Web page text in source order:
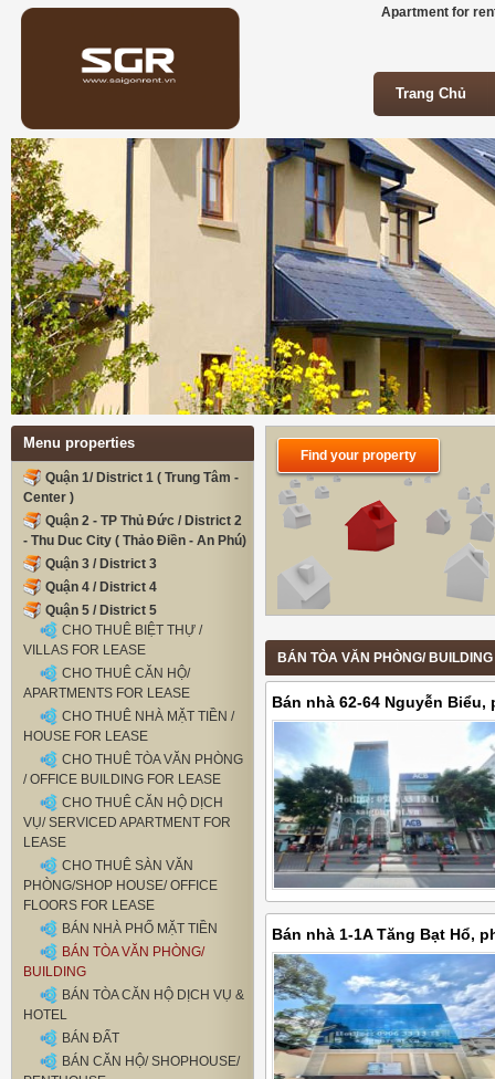
Apartment for
Trang Chủ
Trang Chủ
Menu properties
Quận 1/ District 1 ( Trung Tâm -
Center )
Quận 2 - TP Thủ Đức / District 2
- Thu Duc City ( Thảo Điền - An Phú)
Quận 3 / District 3
Quận 4 / District 4
Quận 5 / District 5
CHO THUÊ BIỆT THỰ /
VILLAS FOR LEASE
CHO THUÊ CĂN HỘ/
APARTMENTS FOR LEASE
CHO THUÊ NHÀ MẶT TIỀN /
HOUSE FOR LEASE
CHO THUÊ TÒA VĂN PHÒNG
/ OFFICE BUILDING FOR LEASE
CHO THUÊ CĂN HỘ DỊCH
VỤ/ SERVICED APARTMENT FOR
LEASE
CHO THUÊ SÀN VĂN
PHÒNG/SHOP HOUSE/ OFFICE
FLOORS FOR LEASE
BÁN NHÀ PHỐ MẶT TIỀN
BÁN TÒA VĂN PHÒNG/
BUILDING
BÁN TÒA CĂN HỘ DỊCH VỤ &
HOTEL
BÁN ĐẤT
BÁN CĂN HỘ/ SHOPHOUSE/
Find your property
BÁN TÒA VĂN PHÒNG/
Bán nhà 62-64 Nguyễn
tích 338,06m2, giá bán 250 tỷ
Bán nhà 1-1A Tăng Bạt Hổ,
tích 480m2, giá bán 165 tỷ